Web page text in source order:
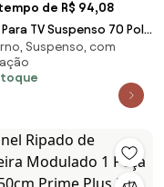
de R$ 94,08
Para TV Suspenso 70 Pol
Real L06 Tauari/Off
-
Suspenso, com